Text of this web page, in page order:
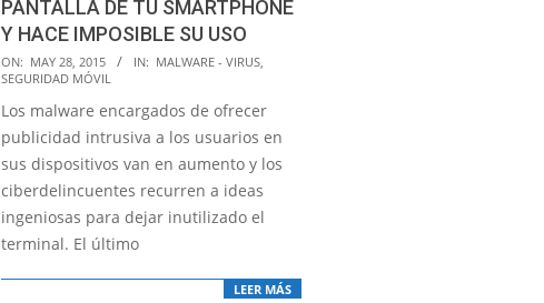
PANTALLA DE TU SMARTPHONE
Y HACE IMPOSIBLE SU USO
2015-
05-
28
ON: MAY 28, 2015 IN: MALWARE - VIRUS
SEGURIDAD MÓVIL
Los malware encargados de ofrecer
publicidad intrusiva a los usuarios en
sus dispositivos van en aumento y los
ciberdelincuentes recurren a ideas
ingeniosas para dejar inutilizado el
terminal. El último
LEER MÁS